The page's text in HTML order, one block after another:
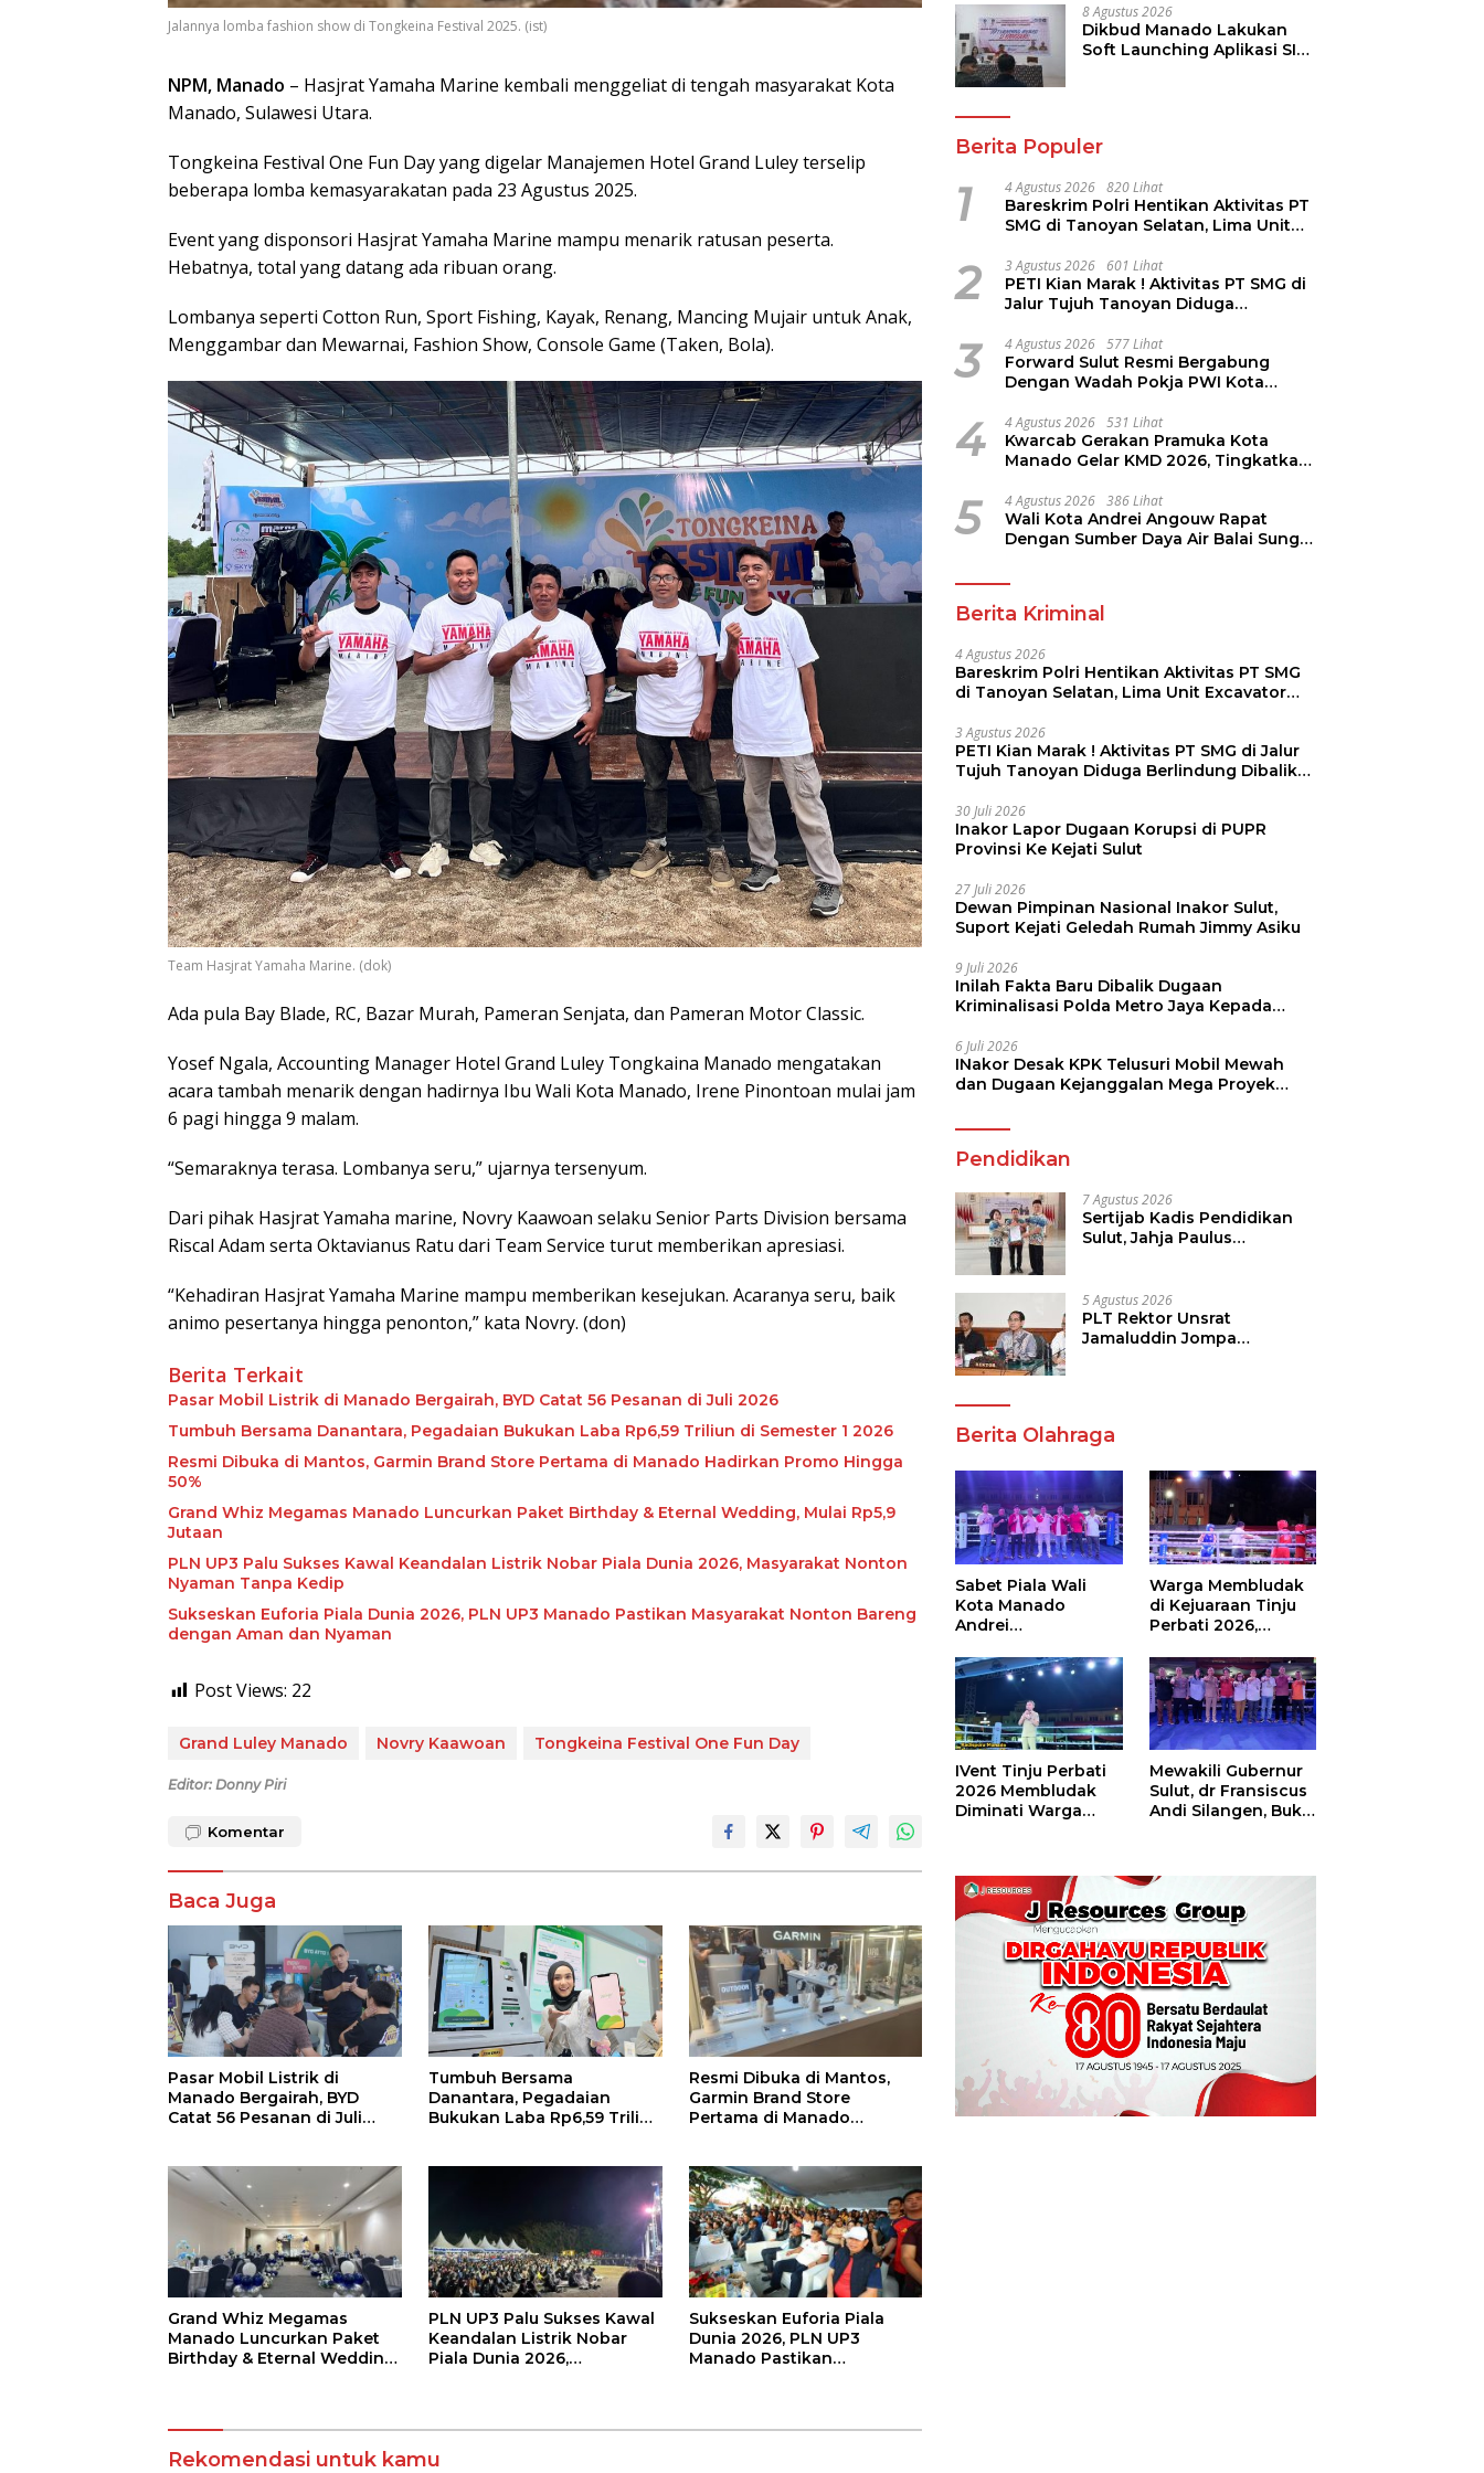
Jalannya lomba fashion show di Tongkeina Festival 2025. (ist)
NPM, Manado – Hasjrat Yamaha Marine kembali menggeliat di tengah masyarakat Kota
Manado, Sulawesi Utara.
Tongkeina Festival One Fun Day yang digelar Manajemen Hotel Grand Luley terselip
beberapa lomba kemasyarakatan pada 23 Agustus 2025.
Event yang disponsori Hasjrat Yamaha Marine mampu menarik ratusan peserta.
Hebatnya, total yang datang ada ribuan orang.
Lombanya seperti Cotton Run, Sport Fishing, Kayak, Renang, Mancing Mujair untuk Anak,
Menggambar dan Mewarnai, Fashion Show, Console Game (Taken, Bola).
Team Hasjrat Yamaha Marine. (dok)
Ada pula Bay Blade, RC, Bazar Murah, Pameran Senjata, dan Pameran Motor Classic.
Yosef Ngala, Accounting Manager Hotel Grand Luley Tongkaina Manado mengatakan
acara tambah menarik dengan hadirnya Ibu Wali Kota Manado, Irene Pinontoan mulai jam
6 pagi hingga 9 malam.
“Semaraknya terasa. Lombanya seru,” ujarnya tersenyum.
Dari pihak Hasjrat Yamaha marine, Novry Kaawoan selaku Senior Parts Division bersama
Riscal Adam serta Oktavianus Ratu dari Team Service turut memberikan apresiasi.
“Kehadiran Hasjrat Yamaha Marine mampu memberikan kesejukan. Acaranya seru, baik
animo pesertanya hingga penonton,” kata Novry. (don)
Berita Terkait
Pasar Mobil Listrik di Manado Bergairah, BYD Catat 56 Pesanan di Juli 2026
Tumbuh Bersama Danantara, Pegadaian Bukukan Laba Rp6,59 Triliun di Semester 1 2026
Resmi Dibuka di Mantos, Garmin Brand Store Pertama di Manado Hadirkan Promo Hingga
50%
Grand Whiz Megamas Manado Luncurkan Paket Birthday & Eternal Wedding, Mulai Rp5,9
Jutaan
PLN UP3 Palu Sukses Kawal Keandalan Listrik Nobar Piala Dunia 2026, Masyarakat Nonton
Nyaman Tanpa Kedip
Sukseskan Euforia Piala Dunia 2026, PLN UP3 Manado Pastikan Masyarakat Nonton Bareng
dengan Aman dan Nyaman
Post Views: 22
Grand Luley Manado Novry Kaawoan Tongkeina Festival One Fun Day
Editor: Donny Piri
Komentar
Baca Juga
Pasar Mobil Listrik di
Manado Bergairah, BYD
Catat 56 Pesanan di Juli
Tumbuh Bersama
Danantara, Pegadaian
Bukukan Laba Rp6,59 Triliun
Resmi Dibuka di Mantos,
Garmin Brand Store
Pertama di Manado
Grand Whiz Megamas
Manado Luncurkan Paket
Birthday & Eternal Wedding,
PLN UP3 Palu Sukses Kawal
Keandalan Listrik Nobar
Piala Dunia 2026,
Sukseskan Euforia Piala
Dunia 2026, PLN UP3
Manado Pastikan
Rekomendasi untuk kamu
Keamanan
8 Agustus 2026
Dikbud Manado Lakukan
Soft Launching Aplikasi SI
Berita Populer
1 4 Agustus 2026 820 Lihat
Bareskrim Polri Hentikan Aktivitas PT
SMG di Tanoyan Selatan, Lima Unit
2 3 Agustus 2026 601 Lihat
PETI Kian Marak ! Aktivitas PT SMG di
Jalur Tujuh Tanoyan Diduga
3 4 Agustus 2026 577 Lihat
Forward Sulut Resmi Bergabung
Dengan Wadah Pokja PWI Kota
4 4 Agustus 2026 531 Lihat
Kwarcab Gerakan Pramuka Kota
Manado Gelar KMD 2026, Tingkatkan
Pramuka
5 4 Agustus 2026 386 Lihat
Wali Kota Andrei Angouw Rapat
Dengan Sumber Daya Air Balai Sungai
Berita Kriminal
4 Agustus 2026
Bareskrim Polri Hentikan Aktivitas PT SMG
di Tanoyan Selatan, Lima Unit Excavator
3 Agustus 2026
PETI Kian Marak ! Aktivitas PT SMG di Jalur
Tujuh Tanoyan Diduga Berlindung Dibalik
30 Juli 2026
Inakor Lapor Dugaan Korupsi di PUPR
Provinsi Ke Kejati Sulut
27 Juli 2026
Dewan Pimpinan Nasional Inakor Sulut,
Suport Kejati Geledah Rumah Jimmy Asiku
9 Juli 2026
Inilah Fakta Baru Dibalik Dugaan
Kriminalisasi Polda Metro Jaya Kepada
6 Juli 2026
INakor Desak KPK Telusuri Mobil Mewah
dan Dugaan Kejanggalan Mega Proyek
Pendidikan
7 Agustus 2026
Sertijab Kadis Pendidikan
Sulut, Jahja Paulus
Pendidikan
5 Agustus 2026
PLT Rektor Unsrat
Jamaluddin Jompa
Berita Olahraga
Sabet Piala Wali
Kota Manado
Andrei
Boxing Camp Juara
Umum Tinju Perbati
2026
Warga Membludak
di Kejuaraan Tinju
Perbati 2026,
Piala Wali Kota
IVent Tinju Perbati
2026 Membludak
Diminati Warga
Mewakili Gubernur
Sulut, dr Fransiscus
Andi Silangen, Buka
Piala Wali Kota
Manado